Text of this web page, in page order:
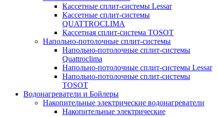
Кассетные сплит-системы Lessar
Кассетные сплит-системы
QUATTROCLIMA
Кассетная сплит-система TOSOT
Напольно-потолочные сплит-системы
Напольно-потолочные сплит-системы
Quattroclima
Напольно-потолочные сплит-системы Lessar
Напольно-потолочные сплит-системы
TOSOT
Водонагреватели и Бойлеры
Накопительные электрические водонагреватели
Накопительные электрические